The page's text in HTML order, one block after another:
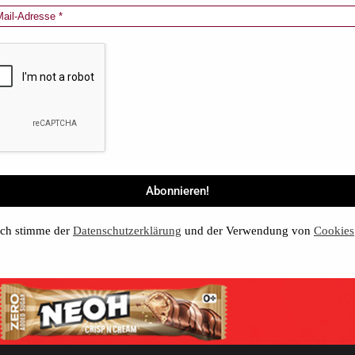
stimme der Datenschutzerklärung und der Verwendung von Cookies